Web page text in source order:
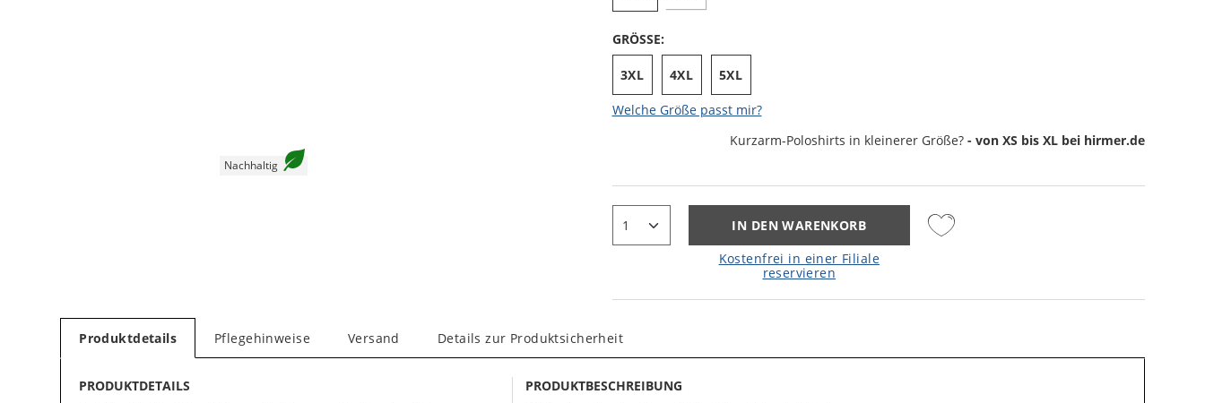
Nachhaltig
GRÖSSE:
3XL 4XL 5XL
Welche Größe passt mir?
Kurzarm-Poloshirts in kleinerer Größe? - von XS bis XL bei hirmer.de
IN DEN WARENKORB
Kostenfrei in einer Filiale
reservieren
Produktdetails Pflegehinweise Versand Details zur Produktsicherheit
PRODUKTDETAILS
PRODUKTBESCHREIBUNG